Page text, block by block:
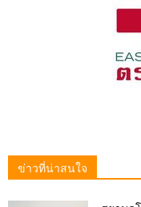
ข่าวที่น่าสนใจ